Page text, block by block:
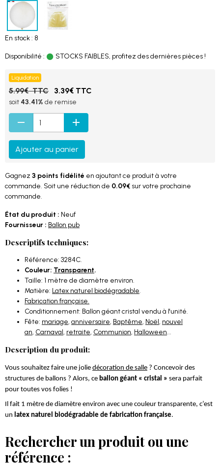
En stock : 8
Disponibilité : STOCKS FAIBLES, profitez des dernières pièces !
Liquidation
5.99€ TTC 3.39€ TTC
soit 43.41% de remise
Ajouter au panier
Gagnez 3 points fidélité en ajoutant ce produit à votre
commande. Soit une réduction de 0.09€ sur votre prochaine
commande.
État du produit : Neuf
Fournisseur : Ballon pub
Descriptifs techniques:
Référence: 3284C.
Couleur: Transparent.
Taille: 1 mètre de diamètre environ.
Matière: Latex naturel biodégradable.
Fabrication française.
Conditionnement: Ballon géant cristal vendu à l'unité.
Fête: mariage, anniversaire, Baptême, Noël, nouvel
an, Carnaval, retraite, Communion, Halloween...
Description du produit:
Vous souhaitez faire une jolie décoration de salle ? Concevoir des
structures de ballons ? Alors, ce ballon géant « cristal » sera parfait
pour toutes vos folies !
Il fait 1 mètre de diamètre environ avec une couleur transparente, c’est
un latex naturel biodégradable de fabrication française.
Rechercher un produit ou une
référence :